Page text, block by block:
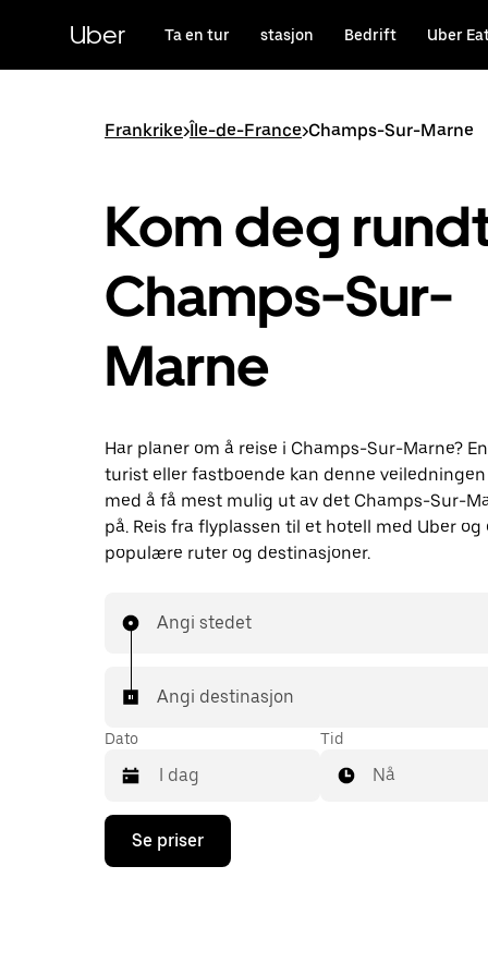
hovedinnholdet
Uber Ta en tur stasjon Bedrift Uber
Frankrike>Île-de-France>Champs-Sur-Marne
Kom deg
Champs-Sur-
Marne
Har planer om å reise i Champs-Sur-Marne?
turist eller fastboende kan denne
med å få mest mulig ut av det Champs-Sur-
på. Reis fra flyplassen til et hotell med Uber og
populære ruter og destinasjoner.
Angi stedet
Angi destinasjon
Dato
Trykk
piltast
Tid
Nå
Se priser